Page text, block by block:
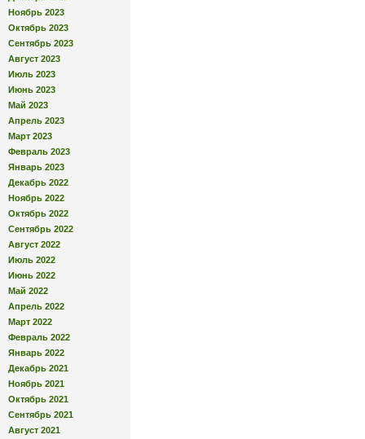
Ноябрь 2023
Октябрь 2023
Сентябрь 2023
Август 2023
Июль 2023
Июнь 2023
Май 2023
Апрель 2023
Март 2023
Февраль 2023
Январь 2023
Декабрь 2022
Ноябрь 2022
Октябрь 2022
Сентябрь 2022
Август 2022
Июль 2022
Июнь 2022
Май 2022
Апрель 2022
Март 2022
Февраль 2022
Январь 2022
Декабрь 2021
Ноябрь 2021
Октябрь 2021
Сентябрь 2021
Август 2021